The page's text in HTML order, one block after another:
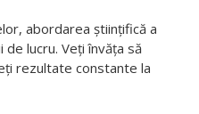
abordarea științifică a
lucru. Veți învăța să
rezultate constante la